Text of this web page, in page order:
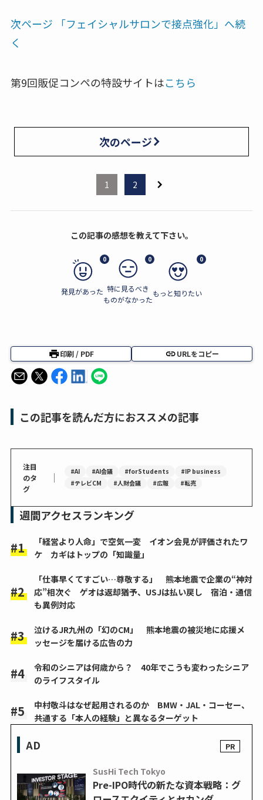
次ページ 「フェイシャルサロンで接点強化」へ続
く
第9回販促コンペの特設サイトはこちら
次のページ
1 2
この記事の感想を教えて下さい。
0
発見があった
0
特に見るべき
ものがなかった
0
もっと知りたい
印刷 / PDF URLをコピー
この記事を読んだ方におススメの記事
注目
のタ
グ
｜ #AI #AI会議 #forStudents
#IP business
#テレビCM
#人財会議 #広報 #転売
週間アクセスランキング
「経営より人命」で空気一変 イオン会見が評価されたワ
ケ カギはトップの「知識量」
「仕事早くてすごい…尊敬する」 熊本地震で企業の“神対
応”相次ぐ ゲオは返却猶予、USJは払い戻し 宿泊・通信
も異例対応
泣けるJR九州の「幻のCM」 熊本地震の被災地に応援メ
ッセージを届ける広告の力
令和のシニアは何歳から？ 40年でこうも変わったシニア
のライフスタイル
中村敬斗はなぜ起用されるのか BMW・JAL・コーセー、
共通する「本人の経験」と異なるターゲット
AD
SusHi Tech Tokyo
Pre-IPO時代の新たな資本戦略：グ